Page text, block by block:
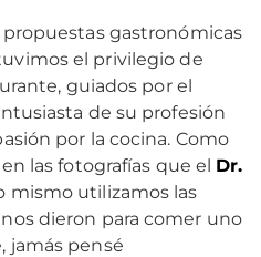
gastronómicas
el privilegio de
guiados por el
de su profesión
por la cocina. Como
las fotografías que el Dr.
mismo utilizamos las
dieron para comer uno
jamás pensé